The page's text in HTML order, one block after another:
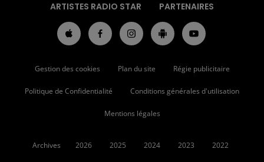
ARTISTES RADIO STAR PARTENAIRES
Gestion des cookies Plan du site Régie publicitaire
Politique de Confidentialité Conditions générales d'utilisation
Mentions légales
Archives 2026 2025 2024 2023 2022